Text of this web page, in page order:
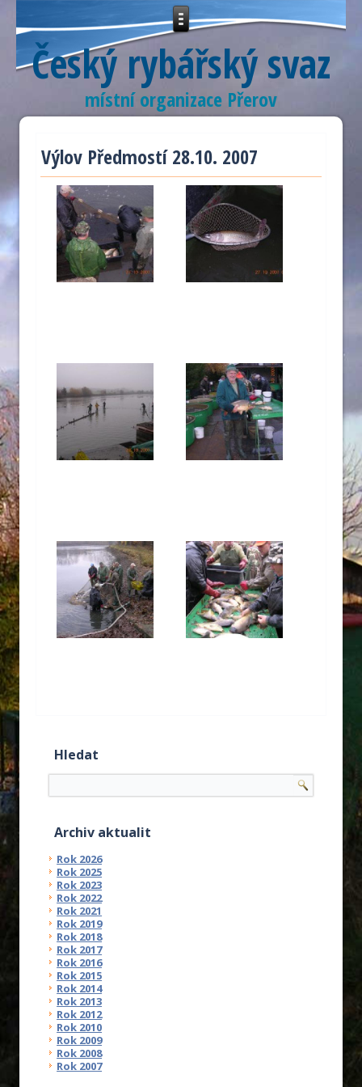
Český rybářský svaz
místní organizace Přerov
Výlov Předmostí 28.10. 2007
Hledat
Archiv aktualit
Rok 2026
Rok 2025
Rok 2023
Rok 2022
Rok 2021
Rok 2019
Rok 2018
Rok 2017
Rok 2016
Rok 2015
Rok 2014
Rok 2013
Rok 2012
Rok 2010
Rok 2009
Rok 2008
Rok 2007